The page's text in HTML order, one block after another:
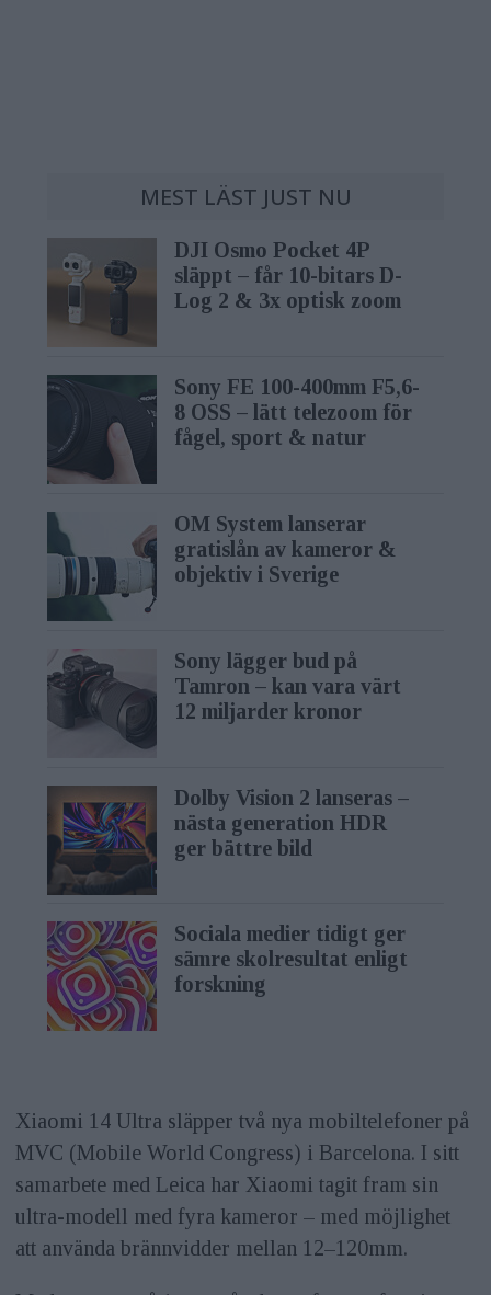
MEST LÄST JUST NU
DJI Osmo Pocket 4P
släppt – får 10-bitars D-
Log 2 & 3x optisk zoom
Sony FE 100-400mm F5,6-
8 OSS – lätt telezoom för
fågel, sport & natur
OM System lanserar
gratislån av kameror &
objektiv i Sverige
Sony lägger bud på
Tamron – kan vara värt
12 miljarder kronor
Dolby Vision 2 lanseras –
nästa generation HDR
ger bättre bild
Sociala medier tidigt ger
sämre skolresultat enligt
forskning
Xiaomi 14 Ultra släpper två nya mobiltelefoner på
MVC (Mobile World Congress) i Barcelona. I sitt
samarbete med Leica har Xiaomi tagit fram sin
ultra-modell med fyra kameror – med möjlighet
att använda brännvidder mellan 12–120mm.